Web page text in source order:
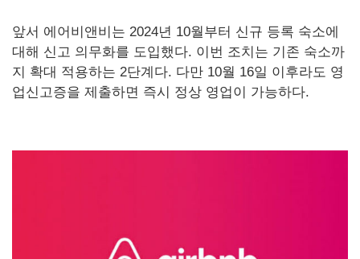
앞서 에어비앤비는 2024년 10월부터 신규 등록 숙소에
대해 신고 의무화를 도입했다. 이번 조치는 기존 숙소까
지 확대 적용하는 2단계다. 다만 10월 16일 이후라도 영
업신고증을 제출하면 즉시 정상 영업이 가능하다.